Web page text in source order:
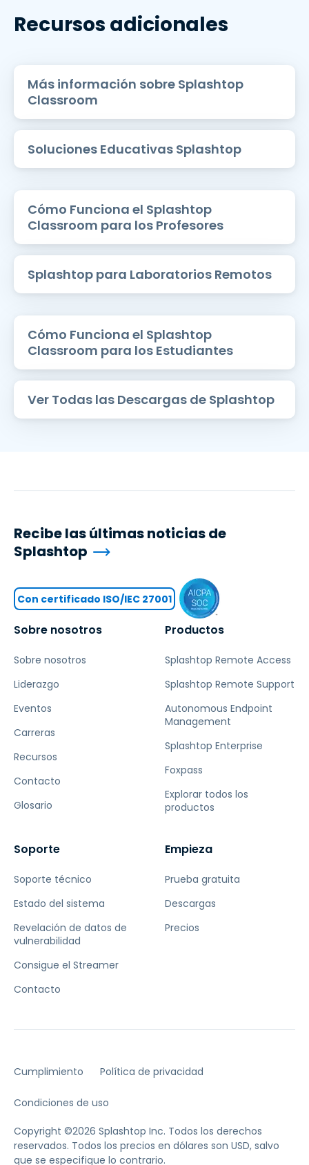
Recursos adicionales
Más información sobre Splashtop
Classroom
Soluciones Educativas Splashtop
Cómo Funciona el Splashtop
Classroom para los Profesores
Splashtop para Laboratorios Remotos
Cómo Funciona el Splashtop
Classroom para los Estudiantes
Ver Todas las Descargas de Splashtop
Sobre nosotros
Sobre nosotros
Liderazgo
Eventos
Carreras
Recursos
Contacto
Glosario
Productos
Splashtop Remote Access
Splashtop Remote Support
Autonomous Endpoint
Management
Splashtop Enterprise
Foxpass
Explorar todos los
productos
Soporte
Soporte técnico
Estado del sistema
Revelación de datos de
vulnerabilidad
Consigue el Streamer
Contacto
Empieza
Prueba gratuita
Descargas
Precios
Recibe las últimas noticias de
Splashtop
Con certificado ISO/IEC 27001
Cumplimiento Política de privacidad
Condiciones de uso
Copyright ©2026 Splashtop Inc. Todos los derechos
reservados. Todos los precios en dólares son USD, salvo
que se especifique lo contrario.